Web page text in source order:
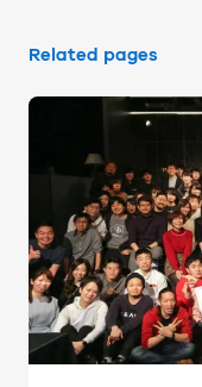
Related pages